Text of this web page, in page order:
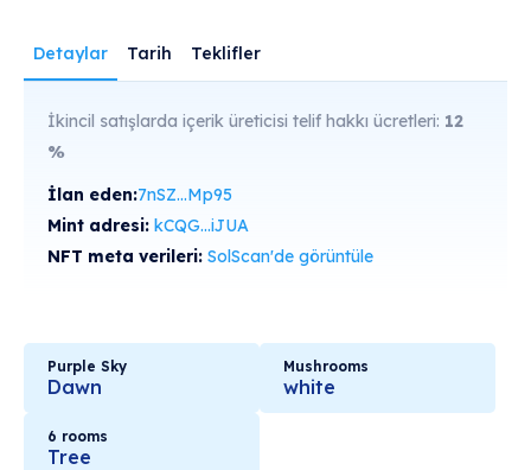
Detaylar Tarih Teklifler
İkincil satışlarda içerik üreticisi telif hakkı ücretleri: 12
%
İlan eden:7nSZ...Mp95
Mint adresi: kCQG...iJUA
NFT meta verileri: SolScan'de görüntüle
Purple Sky
Dawn
Mushrooms
white
6 rooms
Tree